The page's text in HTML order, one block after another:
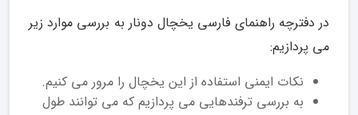
در دفترچه راهنمای فارسی یخچال دونار به بررسی موارد زیر
می پردازیم:
نکات ایمنی استفاده از این یخچال را مرور می کنیم.
به بررسی ترفندهایی می پردازیم که می توانند طول